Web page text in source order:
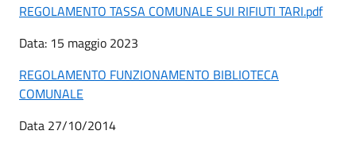
REGOLAMENTO TASSA COMUNALE SUI RIFIUTI TARI.pdf
Data: 15 maggio 2023
REGOLAMENTO FUNZIONAMENTO BIBLIOTECA
COMUNALE
Data 27/10/2014